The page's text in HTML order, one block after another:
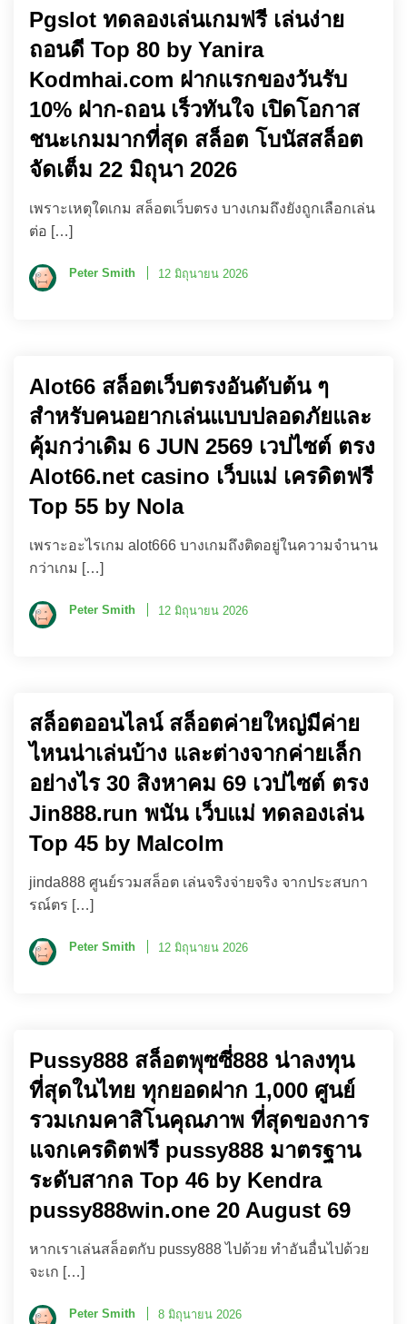
Pgslot ทดลองเล่นเกมฟรี เล่นง่าย
ถอนดี Top 80 by Yanira
Kodmhai.com ฝากแรกของวันรับ
10% ฝาก-ถอน เร็วทันใจ เปิดโอกาส
ชนะเกมมากที่สุด สล็อต โบนัสสล็อต
จัดเต็ม 22 มิถุนา 2026
เพราะเหตุใดเกม สล็อตเว็บตรง บางเกมถึงยังถูกเลือกเล่น
ต่อ […]
Peter Smith 12 มิถุนายน 2026
Alot66 สล็อตเว็บตรงอันดับต้น ๆ
สำหรับคนอยากเล่นแบบปลอดภัยและ
คุ้มกว่าเดิม 6 JUN 2569 เวปไซต์ ตรง
Alot66.net casino เว็บแม่ เครดิตฟรี
Top 55 by Nola
เพราะอะไรเกม alot666 บางเกมถึงติดอยู่ในความจำนาน
กว่าเกม […]
Peter Smith 12 มิถุนายน 2026
สล็อตออนไลน์ สล็อตค่ายใหญ่มีค่าย
ไหนน่าเล่นบ้าง และต่างจากค่ายเล็ก
อย่างไร 30 สิงหาคม 69 เวปไซต์ ตรง
Jin888.run พนัน เว็บแม่ ทดลองเล่น
Top 45 by Malcolm
jinda888 ศูนย์รวมสล็อต เล่นจริงจ่ายจริง จากประสบกา
รณ์ตร […]
Peter Smith 12 มิถุนายน 2026
Pussy888 สล็อตพุซซี่888 น่าลงทุน
ที่สุดในไทย ทุกยอดฝาก 1,000 ศูนย์
รวมเกมคาสิโนคุณภาพ ที่สุดของการ
แจกเครดิตฟรี pussy888 มาตรฐาน
ระดับสากล Top 46 by Kendra
pussy888win.one 20 August 69
หากเราเล่นสล็อตกับ pussy888 ไปด้วย ทำอันอื่นไปด้วย
จะเก […]
Peter Smith 8 มิถุนายน 2026